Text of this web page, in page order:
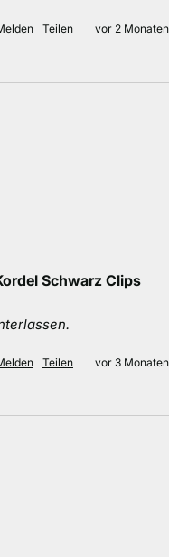
Teilen vor 2 Monaten
Schwarz Clips
Teilen vor 3 Monaten